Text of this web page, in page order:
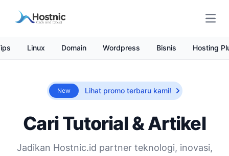
Linux Domain Wordpress Bisnis Hosting
New Lihat promo terbaru kami!
Cari Tutorial & Artikel
Jadikan Hostnic.id partner teknologi, inovasi,